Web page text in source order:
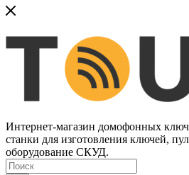
Интернет-магазин домофонных
станки для изготовления ключей,
оборудование СКУД.